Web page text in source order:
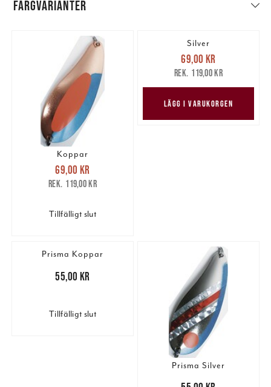
FÄRGVARIANTER
Koppar
Nuvarande pris
69,00 krTidigare pris
119,00 kr
69,00 kr
119,00 kr
Tillfälligt slut
Silver
Nuvarande pris
69,00 krTidigare pris
119,00 kr
69,00 kr
119,00 kr
LÄGG I VARUKORGEN
Prisma Koppar
55,00 kr
55,00 kr
Tillfälligt slut
Prisma Silver